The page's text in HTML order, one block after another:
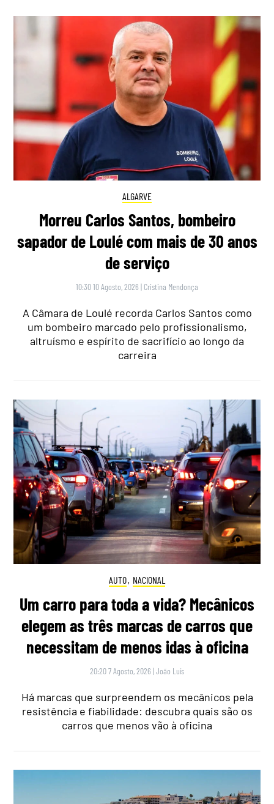
ALGARVE
Morreu Carlos Santos, bombeiro
sapador de Loulé com mais de 30 anos
de serviço
10:30 10 Agosto, 2026 | Cristina Mendonça
A Câmara de Loulé recorda Carlos Santos como
um bombeiro marcado pelo profissionalismo,
altruísmo e espírito de sacrifício ao longo da
carreira
AUTO, NACIONAL
Um carro para toda a vida? Mecânicos
elegem as três marcas de carros que
necessitam de menos idas à oficina
20:20 7 Agosto, 2026 |João Luís
Há marcas que surpreendem os mecânicos pela
resistência e fiabilidade: descubra quais são os
carros que menos vão à oficina